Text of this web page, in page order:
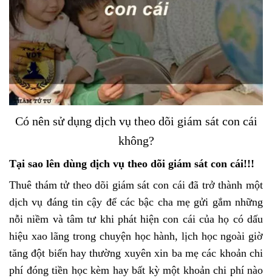
Có nên sử dụng dịch vụ theo dõi giám sát con cái
không?
Tại sao lên dùng dịch vụ theo dõi giám sát con cái!!!
Thuê thám tử theo dõi giám sát con cái đã trở thành một
dịch vụ đáng tin cậy để các bậc cha mẹ gửi gắm những
nỗi niềm và tâm tư khi phát hiện con cái của họ có dấu
hiệu xao lãng trong chuyện học hành, lịch học ngoài giờ
tăng đột biến hay thường xuyên xin ba mẹ các khoản chi
phí đóng tiền học kèm hay bất kỳ một khoản chi phí nào